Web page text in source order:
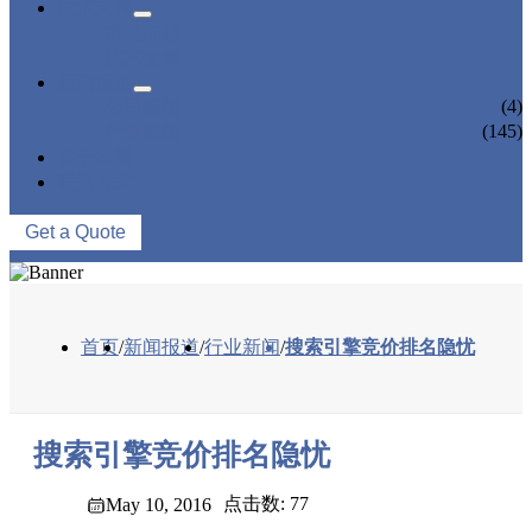
(4)
(145)
Get a Quote
首页/新闻报道/行业新闻/搜索引擎竞价排名隐忧
搜索引擎竞价排名隐忧
May 10, 2016 点击数: 77